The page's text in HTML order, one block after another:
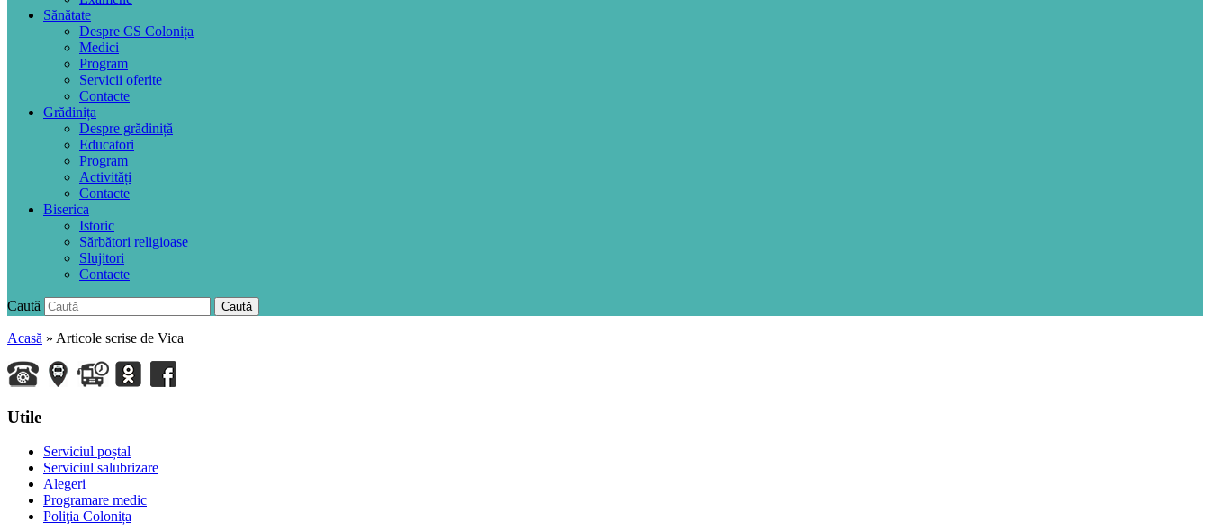
Sănătate
Despre CS Colonița
Medici
Program
Servicii oferite
Contacte
Grădinița
Despre grădiniță
Educatori
Program
Activități
Contacte
Biserica
Istoric
Sărbători religioase
Slujitori
Contacte
Caută Caută
Acasă » Articole scrise de Vica
Utile
Serviciul poștal
Serviciul salubrizare
Alegeri
Programare medic
Poliţia Colonița